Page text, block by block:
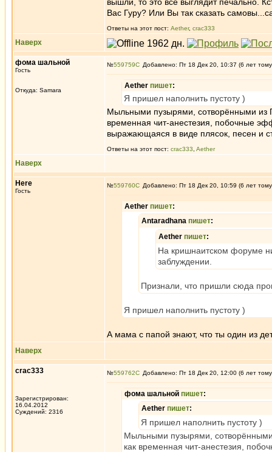
Вас Гуру? Или Вы так сказать
Ответы на этот пост: Aether, crac333
Наверх
фома шальной
Гость
Откуда: Samara
№559759 Добавлено: Пт 18 Дек 20, 10:37 (6 лет
Aether пишет:
Я пришел наполнить пустоту )
Мыльными пузырями, сотворёнными из
временная чит-анестезия, побочные
выражающаяся в виде плясок, песен и
Ответы на этот пост: crac333 Aether
Наверх
Here
Гость
№559760 Добавлено: Пт 18 Дек 20, 10:59 (6 лет
Aether пишет:
Antaradhana пишет:
Aether пишет:
На кришнаитском форуме
заблуждении.
Признали, что пришли сюда
Я пришел наполнить пустоту )
А мама с папой знают, что ты один из
Наверх
crac333
Зарегистрирован:
16.04.2012
Суждений: 2316
№559762 Добавлено: Пт 18 Дек 20, 12:00 (6 лет
фома шальной пишет:
Aether пишет:
Я пришел наполнить пустоту )
Мыльными пузырями, сотворёнными
как временная чит-анестезия,